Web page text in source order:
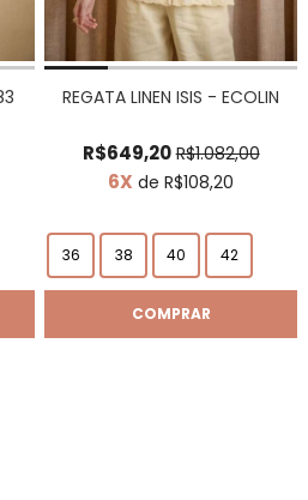
REGATA LINEN ISIS - ECOLIN
R$649,20 R$1.082,00
6X de R$108,20
36 38 40 42
COMPRAR